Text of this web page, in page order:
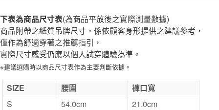
無印良品門市自取
免運費
下表為商品尺寸表(為商品平放後之實際測量數據)
商品附帶之紙質吊牌尺寸，係依顧客身形提供之建議參考，
僅作為舒適穿著之推薦指引，
實際尺寸感受仍應以個人試穿體驗為準。
※建議選購時以商品尺寸表作為主要判斷依據。
SIZE 腰圍
褲口寬
S
54.0cm
21.0cm